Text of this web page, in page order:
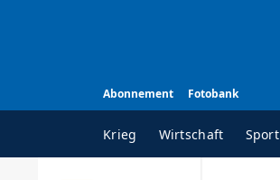
Abonnement Fotobank
Krieg Wirtschaft Sport